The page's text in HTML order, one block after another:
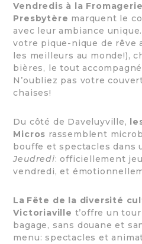
Vendredis à la
Presbytère marquent le
avec leur ambiance
votre pique-nique de rêve
les meilleurs au monde!),
bières, le tout
N’oubliez pas votre
chaises!
Du côté de Daveluyville,
Micros rassemblent
bouffe et spectacles dans
Jeudredi: officiellement
vendredi, et
La Fête de la diversité
Victoriaville t’offre un
bagage, sans douane et
menu: spectacles et